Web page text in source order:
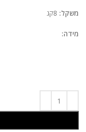
משקל: 8קג
מידה: